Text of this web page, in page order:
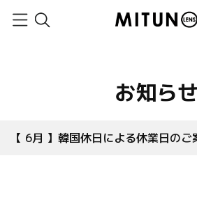
お知らせ
【 6月 】韓国休日による休業日のご